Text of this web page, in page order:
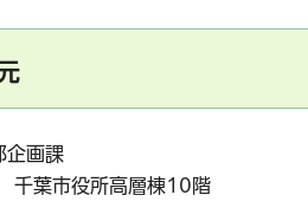
企画課
千葉市役所高層棟10階